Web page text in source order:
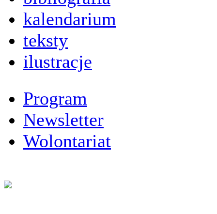
kalendarium
teksty
ilustracje
Program
Newsletter
Wolontariat